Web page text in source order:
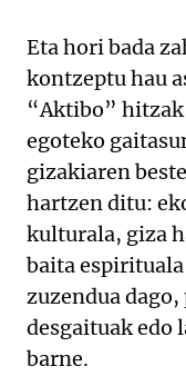
Eta hori bada
kontzeptu hau
“Aktibo”
egoteko
gizakiaren
hartzen ditu:
kulturala, giza
baita
zuzendua
desgaituak edo
barne.